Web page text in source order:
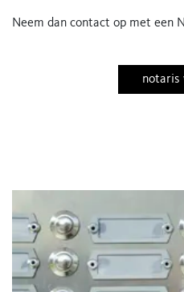
Neem dan contact op met een
notaris